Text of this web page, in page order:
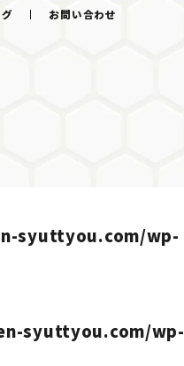
お問い合わせ
syuttyou.com/wp-
syuttyou.com/wp-